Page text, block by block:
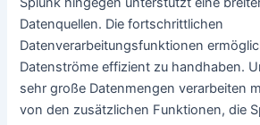
Datenquellen. Die fortschrittlichen
Datenverarbeitungsfunktionen
Datenströme effizient zu handhaben.
sehr große Datenmengen verarbeiten
von den zusätzlichen Funktionen, die